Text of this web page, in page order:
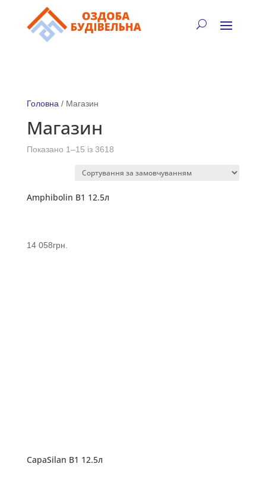
⚡
Головна / Магазин
Магазин
Показано 1–15 із 3618
Amphibolin B1 12.5л
14 058грн.
CapaSilan B1 12.5л